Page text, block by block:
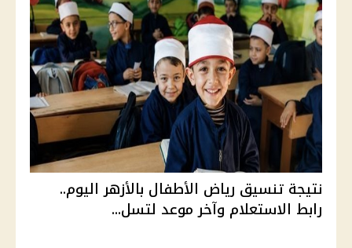
نتيجة تنسيق رياض الأطفال بالأزهر اليوم..
رابط الاستعلام وآخر موعد لتسل...